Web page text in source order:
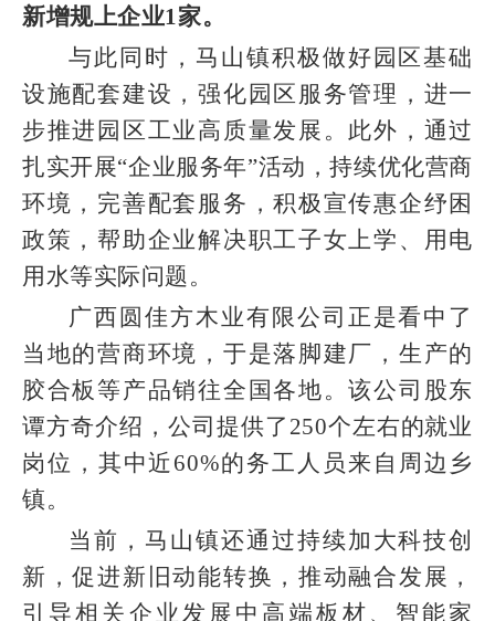
新增规上企业1家。
与此同时，马山镇积极做好园区基础
设施配套建设，强化园区服务管理，进一
步推进园区工业高质量发展。此外，通过
扎实开展“企业服务年”活动，持续优化营商
环境，完善配套服务，积极宣传惠企纾困
政策，帮助企业解决职工子女上学、用电
用水等实际问题。
广西圆佳方木业有限公司正是看中了
当地的营商环境，于是落脚建厂，生产的
胶合板等产品销往全国各地。该公司股东
谭方奇介绍，公司提供了250个左右的就业
岗位，其中近60%的务工人员来自周边乡
镇。
当前，马山镇还通过持续加大科技创
新，促进新旧动能转换，推动融合发展，
引导相关企业发展中高端板材、智能家